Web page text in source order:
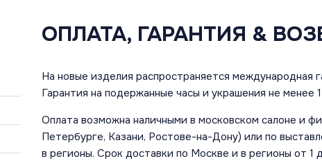
ОПЛАТА, ГАРАНТИЯ &
На новые изделия распространяется международная
Гарантия на подержанные часы и украшения не менее
Оплата возможна наличными в московском салоне и
Петербурге, Казани, Ростове-на-Дону) или по
в регионы. Срок доставки по Москве и в регионы от 1